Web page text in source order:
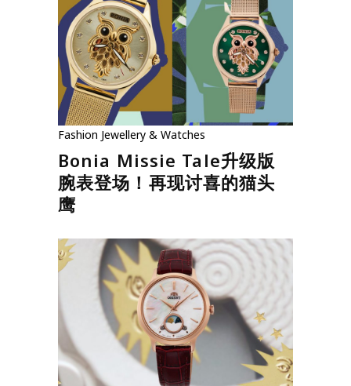
Fashion Jewellery & Watches
Bonia Missie Tale升级版
腕表登场！再现讨喜的猫头
鹰
Fashion Jewellery & Watches